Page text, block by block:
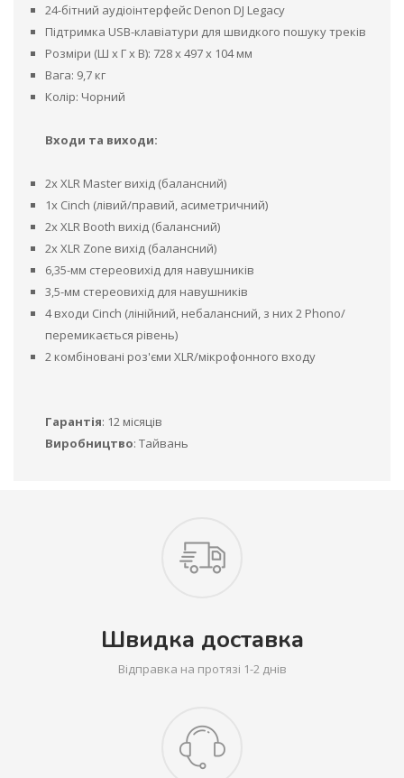
24-бітний аудіоінтерфейс Denon DJ Legacy
Підтримка USB-клавіатури для швидкого пошуку треків
Розміри (Ш x Г x В): 728 x 497 x 104 мм
Вага: 9,7 кг
Колір: Чорний
Входи та виходи:
2x XLR Master вихід (балансний)
1x Cinch (лівий/правий, асиметричний)
2x XLR Booth вихід (балансний)
2x XLR Zone вихід (балансний)
6,35-мм стереовихід для навушників
3,5-мм стереовихід для навушників
4 входи Cinch (лінійний, небалансний, з них 2 Phono/
перемикається рівень)
2 комбіновані роз'єми XLR/мікрофонного входу
Гарантія: 12 місяців
Виробництво: Тайвань
Швидка доставка
Відправка на протязі 1-2 днів